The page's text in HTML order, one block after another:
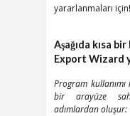
yararlanmaları için!
Aşağıda kısa
Export Wizard
Program
bir arayüze
adımlardan oluşur: